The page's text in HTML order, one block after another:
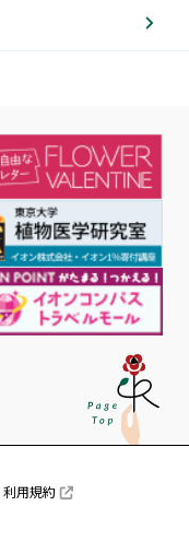
利用規約